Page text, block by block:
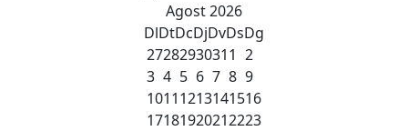
Agost 2026
DlDtDcDjDvDsDg
27282930311 2
3 4 5 6 7 8 9
10111213141516
17181920212223